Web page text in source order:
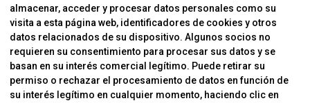
INFORMACIÓN
Contacto
Cambios Y Devoluciones
CORVER
almacenar, acceder y procesar datos personales como su
visita a esta página web, identificadores de cookies y otros
datos relacionados de su dispositivo. Algunos socios no
requieren su consentimiento para procesar sus datos y se
basan en su interés comercial legítimo. Puede retirar su
permiso o rechazar el procesamiento de datos en función de
su interés legítimo en cualquier momento, haciendo clic en